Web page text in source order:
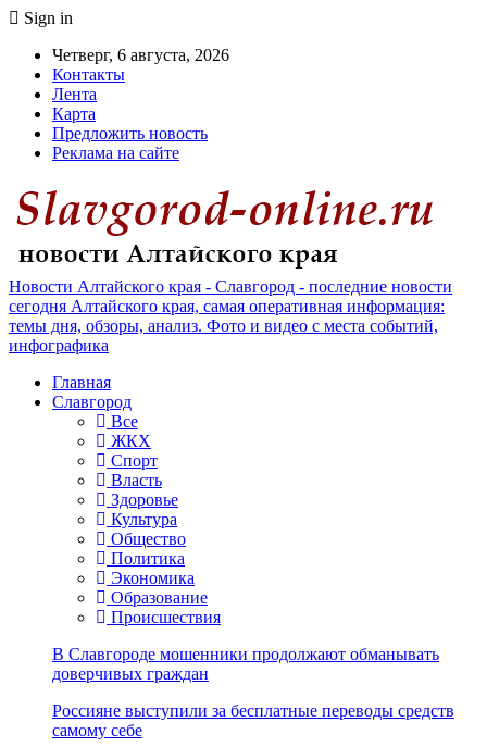
Sign in
Четверг, 6 августа, 2026
Контакты
Лента
Карта
Предложить новость
Реклама на сайте
Новости Алтайского края - Славгород - последние новости
сегодня Алтайского края, самая оперативная информация:
темы дня, обзоры, анализ. Фото и видео с места событий,
инфографика
Главная
Славгород
Все
ЖКХ
Спорт
Власть
Здоровье
Культура
Общество
Политика
Экономика
Образование
Происшествия
В Славгороде мошенники продолжают обманывать
доверчивых граждан
Россияне выступили за бесплатные переводы средств
самому себе